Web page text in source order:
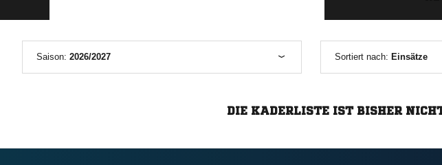
Saison: 2026/2027 Sortiert nach: Einsätze
DIE KADERLISTE IST BISHER